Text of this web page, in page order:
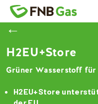
←
H2EU+Store
Grüner Wasserstoff für
H2EU+Store